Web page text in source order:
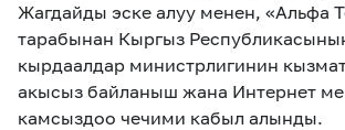
Жагдайды эске алуу менен, «Альфа
тарабынан Кыргыз
кырдаалдар министрлигинин
акысыз байланыш жана Интернет
камсыздоо чечими кабыл алынды.